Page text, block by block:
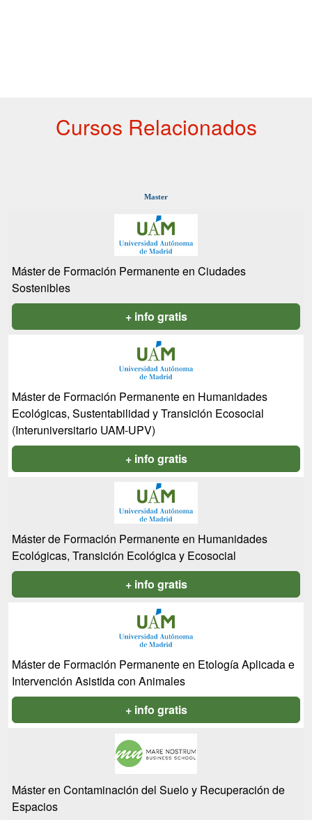
Cursos Relacionados
Master
Máster de Formación Permanente en Ciudades
Sostenibles
+ info gratis
Máster de Formación Permanente en Humanidades
Ecológicas, Sustentabilidad y Transición Ecosocial
(Interuniversitario UAM-UPV)
+ info gratis
Máster de Formación Permanente en Humanidades
Ecológicas, Transición Ecológica y Ecosocial
+ info gratis
Máster de Formación Permanente en Etología Aplicada e
Intervención Asistida con Animales
+ info gratis
Máster en Contaminación del Suelo y Recuperación de
Espacios